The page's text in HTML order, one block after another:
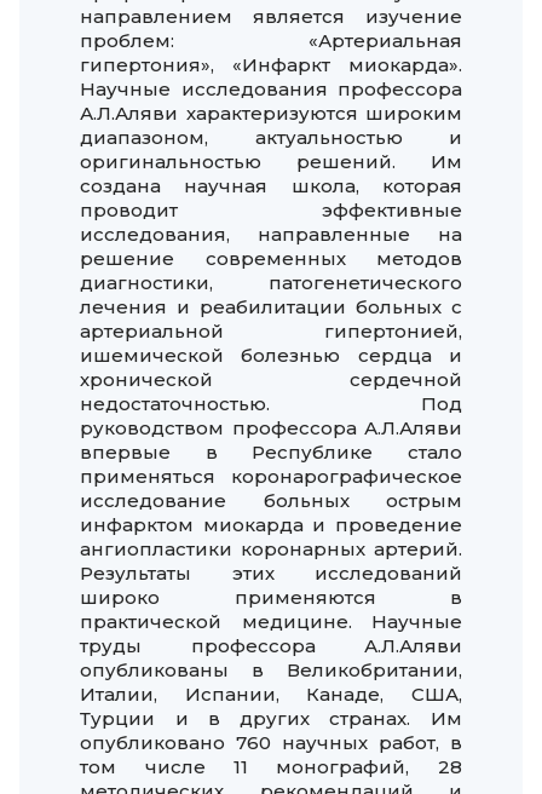
направлением является изучение
проблем: «Артериальная
гипертония», «Инфаркт миокарда».
Научные исследования профессора
А.Л.Аляви характеризуются широким
диапазоном, актуальностью и
оригинальностью решений. Им
создана научная школа, которая
проводит эффективные
исследования, направленные на
решение современных методов
диагностики, патогенетического
лечения и реабилитации больных с
артериальной гипертонией,
ишемической болезнью сердца и
хронической сердечной
недостаточностью. Под
руководством профессора А.Л.Аляви
впервые в Республике стало
применяться коронарографическое
исследование больных острым
инфарктом миокарда и проведение
ангиопластики коронарных артерий.
Результаты этих исследований
широко применяются в
практической медицине. Научные
труды профессора А.Л.Аляви
опубликованы в Великобритании,
Италии, Испании, Канаде, США,
Турции и в других странах. Им
опубликовано 760 научных работ, в
том числе 11 монографий, 28